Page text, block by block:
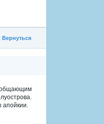
Вернуться